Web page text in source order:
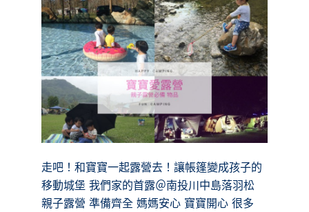
走吧！和寶寶一起露營去！讓帳篷變成孩子的
移動城堡 我們家的首露＠南投川中島落羽松
親子露營 準備齊全 媽媽安心 寶寶開心 很多